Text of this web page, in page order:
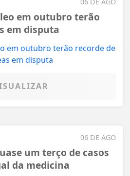
em outubro terão
em disputa
06 DE AGO
um terço de casos
da medicina